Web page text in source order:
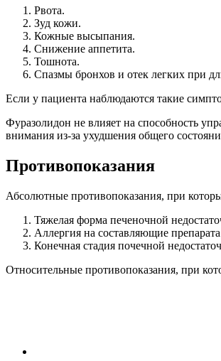
Рвота.
Зуд кожи.
Кожные высыпания.
Снижение аппетита.
Тошнота.
Спазмы бронхов и отек легких при
Если у пациента наблюдаются такие
Фуразолидон не влияет на способность
внимания из-за ухудшения общего
Противопоказания
Абсолютные противопоказания, при
Тяжелая форма печеночной
Аллергия на составляющие
Конечная стадия почечной
Относительные противопоказания, при